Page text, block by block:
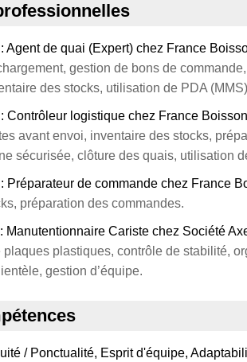
: Agent de quai (Expert) chez France
gestion de bons de
des stocks, utilisation de PDA
: Contrôleur logistique chez France
avant envoi, inventaire des stocks,
sécurisée, clôture des quais, utilisation
: Préparateur de commande chez France
préparation des commandes.
: Manutentionnaire Cariste chez Société
plaques plastiques, contrôle de stabilité,
gestion d’équipe.
/ Ponctualité, Esprit d'équipe,